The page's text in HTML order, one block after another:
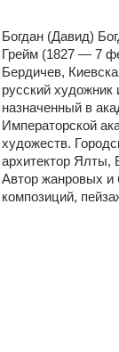
Богдан (Давид)
Грейм (1827 — 7
Бердичев,
русский художник
назначенный в
Императорской
художеств.
архитектор Ялты,
Автор жанровых и
композиций,